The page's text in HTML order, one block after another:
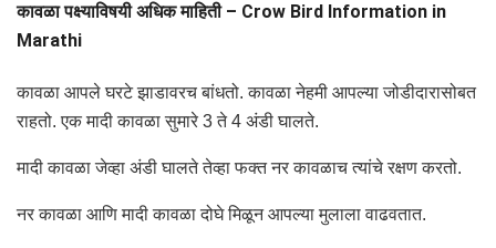
कावळा पक्ष्याविषयी अधिक माहिती – Crow Bird Information in
Marathi
कावळा आपले घरटे झाडावरच बांधतो. कावळा नेहमी आपल्या जोडीदारासोबत
राहतो. एक मादी कावळा सुमारे 3 ते 4 अंडी घालते.
मादी कावळा जेव्हा अंडी घालते तेव्हा फक्त नर कावळाच त्यांचे रक्षण करतो.
नर कावळा आणि मादी कावळा दोघे मिळून आपल्या मुलाला वाढवतात.